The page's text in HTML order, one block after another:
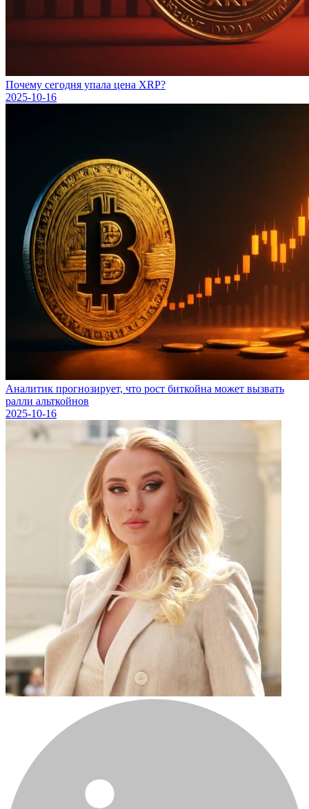
Почему сегодня упала цена XRP?
2025-10-16
Аналитик прогнозирует, что рост биткойна может вызвать
ралли альткойнов
2025-10-16